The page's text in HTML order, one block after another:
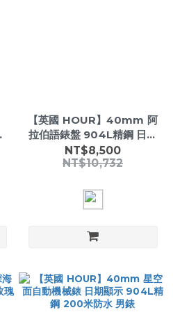
【英國 HOUR】40mm 阿
拉伯語錶盤 904L精鋼 日期
顯示 橄欖綠 自動機械男錶
NT$8,500
NT$10,732